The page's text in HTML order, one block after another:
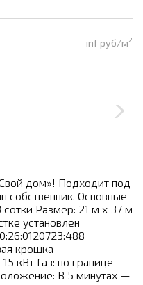
inf руб/м2
дом»! Подходит под
собственник. Основные
Размер: 21 м x 37 м
установлен
крошка
кВт Газ: по границе
В 5 минутах —